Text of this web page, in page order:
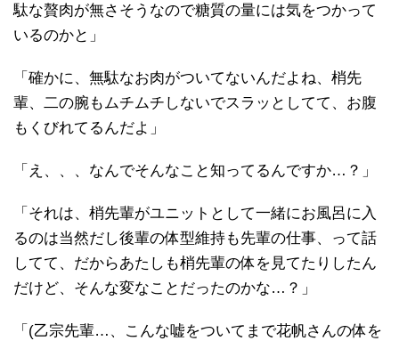
駄な贅肉が無さそうなので糖質の量には気をつかって
いるのかと」
「確かに、無駄なお肉がついてないんだよね、梢先
輩、二の腕もムチムチしないでスラッとしてて、お腹
もくびれてるんだよ」
「え、、、なんでそんなこと知ってるんですか…？」
「それは、梢先輩がユニットとして一緒にお風呂に入
るのは当然だし後輩の体型維持も先輩の仕事、って話
してて、だからあたしも梢先輩の体を見てたりしたん
だけど、そんな変なことだったのかな…？」
「(乙宗先輩…、こんな嘘をついてまで花帆さんの体を